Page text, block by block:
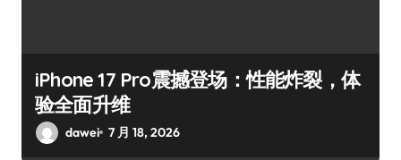
iPhone 17 Pro震撼登场：性能炸裂，体
验全面升维
dawei 7 月 18, 2026